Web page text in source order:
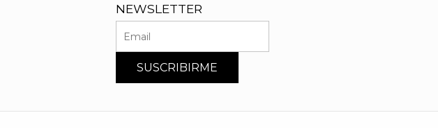
NEWSLETTER
SUSCRIBIRME